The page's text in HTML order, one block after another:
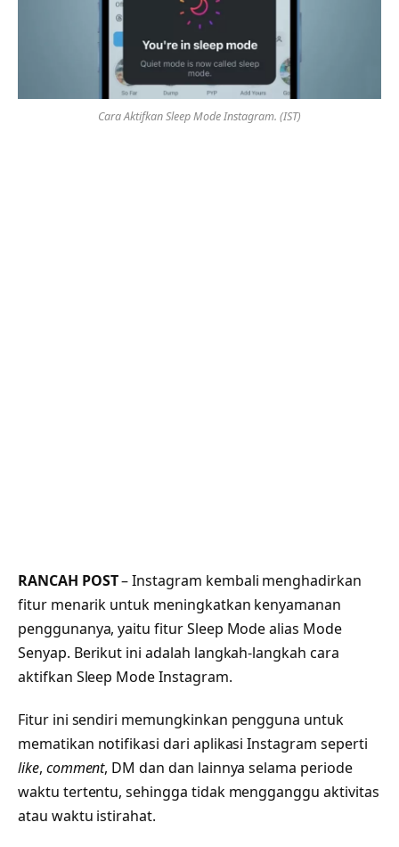
Cara Aktifkan Sleep Mode Instagram. (IST)
RANCAH POST– Instagram kembali menghadirkan
fitur menarik untuk meningkatkan kenyamanan
penggunanya, yaitu fitur Sleep Mode alias Mode
Senyap. Berikut ini adalah langkah-langkah cara
aktifkan Sleep Mode Instagram.
Fitur ini sendiri memungkinkan pengguna untuk
mematikan notifikasi dari aplikasi Instagram seperti
like, comment, DM dan dan lainnya selama periode
waktu tertentu, sehingga tidak mengganggu aktivitas
atau waktu istirahat.